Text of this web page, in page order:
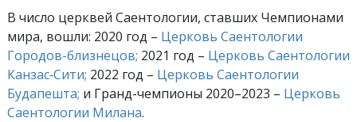
В число церквей Саентологии, ставших Чемпионами
мира, вошли: 2020 год – Церковь Саентологии
Городов-близнецов; 2021 год – Церковь Саентологии
Канзас‑Сити; 2022 год – Церковь Саентологии
Будапешта; и Гранд-чемпионы 2020–2023 – Церковь
Саентологии Милана.